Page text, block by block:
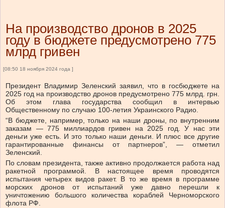
На производство дронов в 2025
году в бюджете предусмотрено 775
млрд гривен
[08:50 18 ноября 2024 года ]
Президент Владимир Зеленский заявил, что в госбюджете на
2025 год на производство дронов предусмотрено 775 млрд. грн.
Об этом глава государства сообщил в интервью
Общественному по случаю 100-летия Украинского Радио.
“В бюджете, например, только на наши дроны, по внутренним
заказам — 775 миллиардов гривен на 2025 год. У нас эти
деньги уже есть. И это только наши деньги. И плюс все другие
гарантированные финансы от партнеров”, — отметил
Зеленский.
По словам президента, также активно продолжается работа над
ракетной программой. В настоящее время проводятся
испытания четырех видов ракет. В то же время в программе
морских дронов от испытаний уже давно перешли к
уничтожению большого количества кораблей Черноморского
флота РФ.